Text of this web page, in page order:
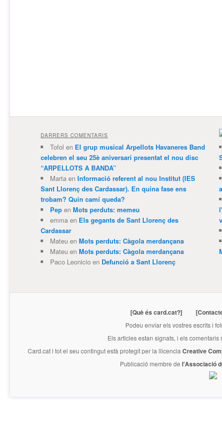
DARRERS COMENTARIS
Tofol en El grup musical Arpellots Havaneres Band
celebren el seu 25è aniversari presentat el nou disc
“ARPELLOTS A BANDA”
Martaen Informació referent al nou Institut (IES
Sant Llorenç des Cardassar). En quina fase ens
trobam? Quin camí queda?
Pepen Mots perduts: memeu
emmaen Els gegants de Sant Llorenç des
Cardassar
Mateuen Mots perduts: Càgola merdançana
Mateuen Mots perduts: Càgola merdançana
Paco Leonicioen Defunció a Sant Llorenç
[Què és card.cat?]
Podeu enviar els vostres escrits i
Els articles estan signats, i els
Card.cati tot el seu contingut està protegit per la llicencia Creative
Publicació membre de l'Associació